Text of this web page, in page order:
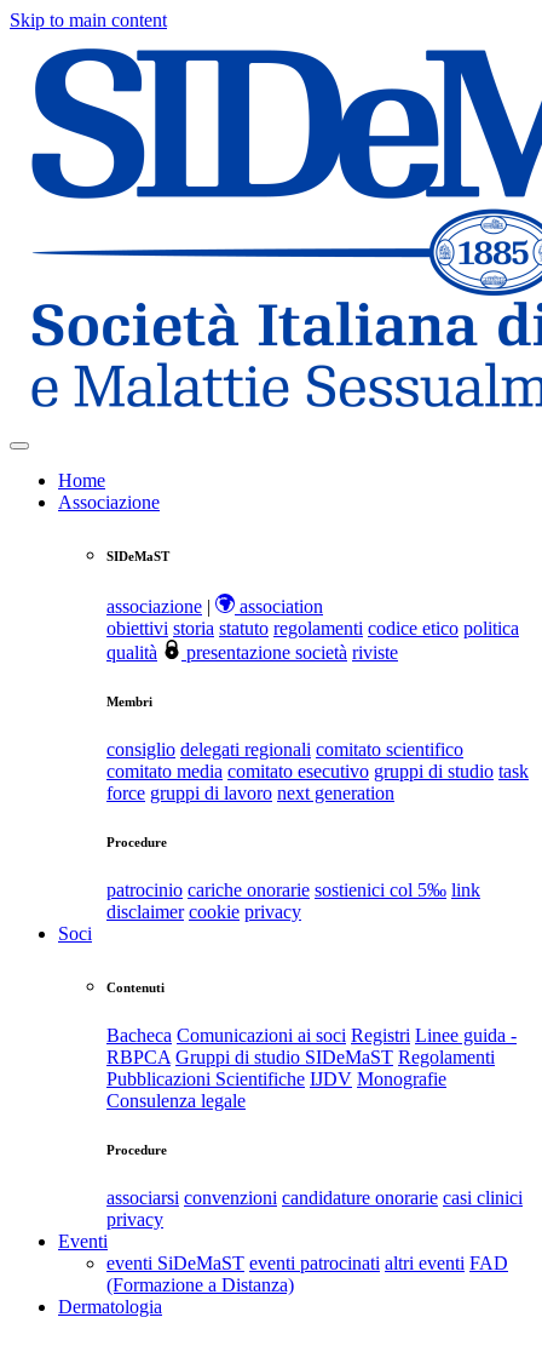
Skip to main content
Home
Associazione
SIDeMaST
associazione |
association
obiettivi storia statuto regolamenti codice etico politica
qualità
presentazione società riviste
Membri
consiglio delegati regionali comitato scientifico
comitato media comitato esecutivo gruppi di studio task
force gruppi di lavoro next generation
Procedure
patrocinio cariche onorarie sostienici col 5‰ link
disclaimer cookie privacy
Soci
Contenuti
Bacheca Comunicazioni ai soci Registri Linee guida -
RBPCA Gruppi di studio SIDeMaST Regolamenti
Pubblicazioni Scientifiche IJDV Monografie
Consulenza legale
Procedure
associarsi convenzioni candidature onorarie casi clinici
privacy
Eventi
eventi SiDeMaST eventi patrocinati altri eventi FAD
(Formazione a Distanza)
Dermatologia